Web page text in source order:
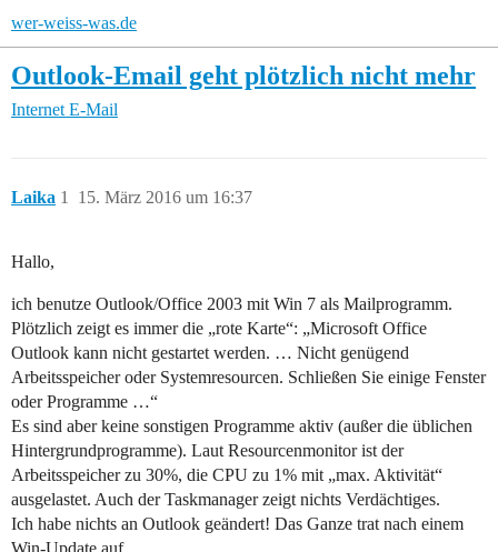
wer-weiss-was.de
Outlook-Email geht plötzlich nicht mehr
Internet E-Mail
Laika 15. März 2016 um 16:37
1
Hallo,
ich benutze Outlook/Office 2003 mit Win 7 als Mailprogramm.
Plötzlich zeigt es immer die „rote Karte“: „Microsoft Office
Outlook kann nicht gestartet werden. … Nicht genügend
Arbeitsspeicher oder Systemresourcen. Schließen Sie einige Fenster
oder Programme …“
Es sind aber keine sonstigen Programme aktiv (außer die üblichen
Hintergrundprogramme). Laut Resourcenmonitor ist der
Arbeitsspeicher zu 30%, die CPU zu 1% mit „max. Aktivität“
ausgelastet. Auch der Taskmanager zeigt nichts Verdächtiges.
Ich habe nichts an Outlook geändert! Das Ganze trat nach einem
Win-Update auf